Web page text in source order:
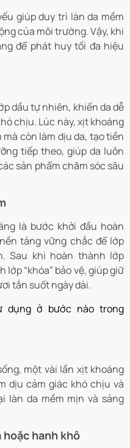
giúp duy trì làn da mềm
của môi trường. Vậy, khi
để phát huy tối đa hiệu
dầu tự nhiên, khiến da dễ
chịu. Lúc này, xịt khoáng
còn làm dịu da, tạo tiền
tiếp theo, giúp da luôn
sản phẩm chăm sóc sâu
là bước khởi đầu hoàn
tảng vững chắc để lớp
Sau khi hoàn thành lớp
“khóa” bảo vệ, giúp giữ
tắn suốt ngày dài.
dụng ở bước nào trong
một vài lần xịt khoáng
dịu cảm giác khó chịu và
làn da mềm mịn và sảng
hanh khô